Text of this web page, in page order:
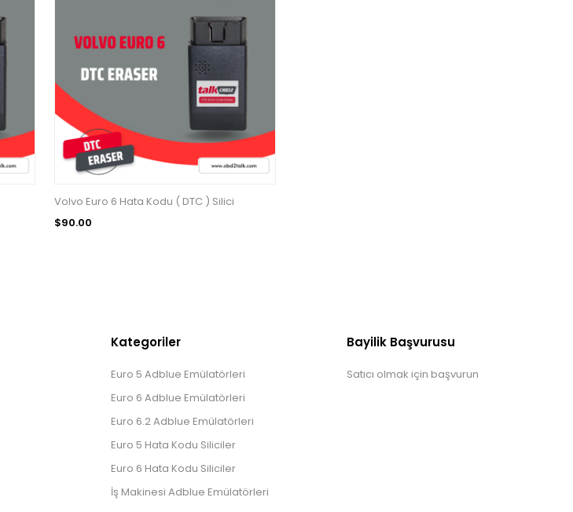
Volvo Euro 6 Hata Kodu ( DTC ) Silici
$90.00
Kategoriler
Euro 5 Adblue Emülatörleri
Euro 6 Adblue Emülatörleri
Euro 6.2 Adblue Emülatörleri
Euro 5 Hata Kodu Siliciler
Euro 6 Hata Kodu Siliciler
İş Makinesi Adblue Emülatörleri
Bayilik Başvurusu
Satıcı olmak için başvurun